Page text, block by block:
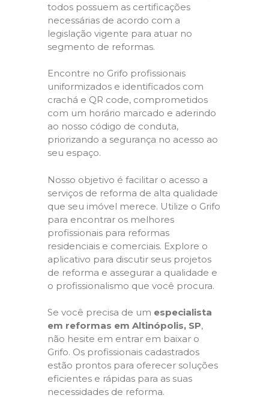
todos possuem as certificações
necessárias de acordo com a
legislação vigente para atuar no
segmento de reformas.
Encontre no Grifo profissionais
uniformizados e identificados com
crachá e QR code, comprometidos
com um horário marcado e aderindo
ao nosso código de conduta,
priorizando a segurança no acesso ao
seu espaço.
Nosso objetivo é facilitar o acesso a
serviços de reforma de alta qualidade
que seu imóvel merece. Utilize o Grifo
para encontrar os melhores
profissionais para reformas
residenciais e comerciais. Explore o
aplicativo para discutir seus projetos
de reforma e assegurar a qualidade e
o profissionalismo que você procura.
Se você precisa de um especialista
em reformas em Altinópolis, SP,
não hesite em entrar em baixar o
Grifo. Os profissionais cadastrados
estão prontos para oferecer soluções
eficientes e rápidas para as suas
necessidades de reforma.